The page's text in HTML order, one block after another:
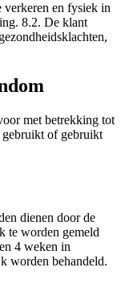
verkeren en fysiek in
8.2. De klant
met betrekking tot
of gebruikt
dienen door de
te worden gemeld
4 weken in
worden behandeld.